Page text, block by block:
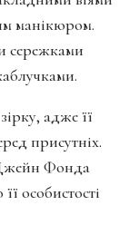
манікюром.
сережками
адже її
присутніх.
Фонда
особистості